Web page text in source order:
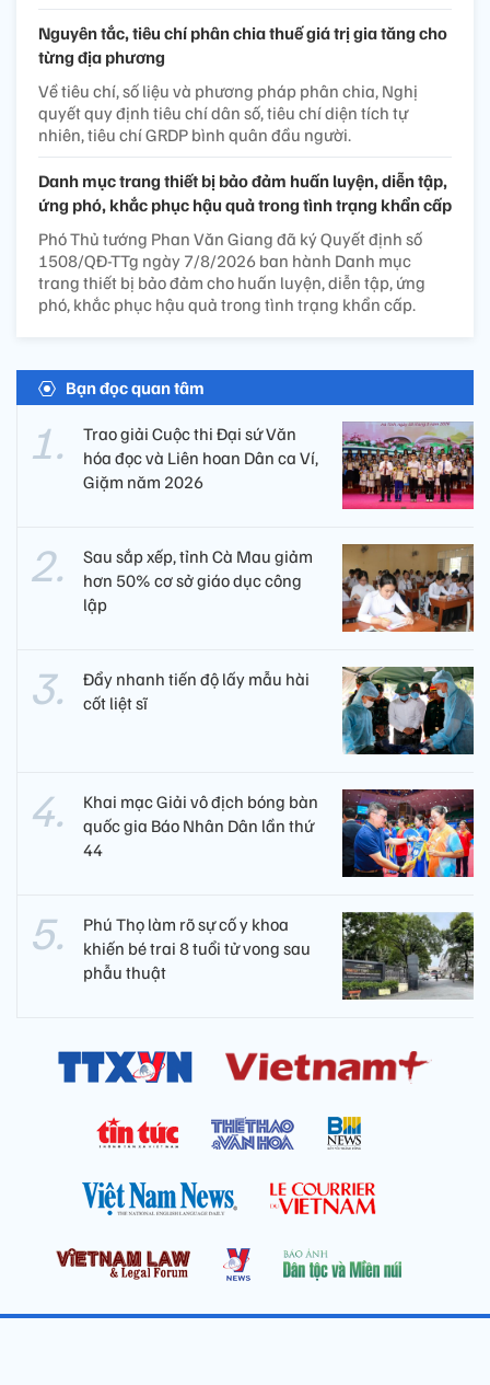
Nguyên tắc, tiêu chí phân chia thuế giá trị gia tăng cho
từng địa phương
Về tiêu chí, số liệu và phương pháp phân chia, Nghị
quyết quy định tiêu chí dân số, tiêu chí diện tích tự
nhiên, tiêu chí GRDP bình quân đầu người.
Danh mục trang thiết bị bảo đảm huấn luyện, diễn tập,
ứng phó, khắc phục hậu quả trong tình trạng khẩn cấp
Phó Thủ tướng Phan Văn Giang đã ký Quyết định số
1508/QĐ-TTg ngày 7/8/2026 ban hành Danh mục
trang thiết bị bảo đảm cho huấn luyện, diễn tập, ứng
phó, khắc phục hậu quả trong tình trạng khẩn cấp.
Bạn đọc quan tâm
Trao giải Cuộc thi Đại sứ Văn
hóa đọc và Liên hoan Dân ca Ví,
Giặm năm 2026
Sau sắp xếp, tỉnh Cà Mau giảm
hơn 50% cơ sở giáo dục công
lập
Đẩy nhanh tiến độ lấy mẫu hài
cốt liệt sĩ
Khai mạc Giải vô địch bóng bàn
quốc gia Báo Nhân Dân lần thứ
44
Phú Thọ làm rõ sự cố y khoa
khiến bé trai 8 tuổi tử vong sau
phẫu thuật